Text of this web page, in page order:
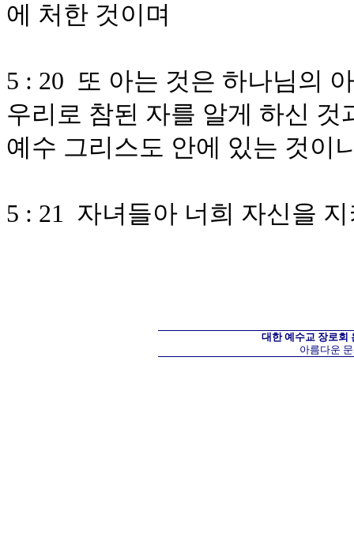
에 처한 것이며
5 : 20 또 아는 것은 하나님의
우리로 참된 자를 알게 하신
예수 그리스도 안에 있는 것이
5 : 21 자녀들아 너희 자신을
대한 예수교 장로회
아름다운